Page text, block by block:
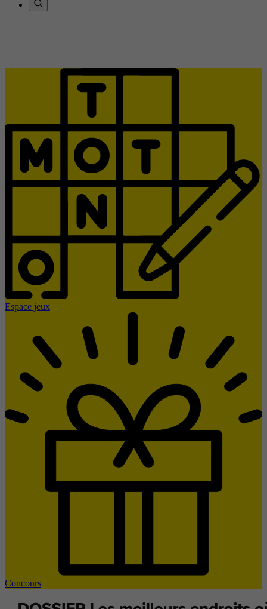
Espace jeux
Concours